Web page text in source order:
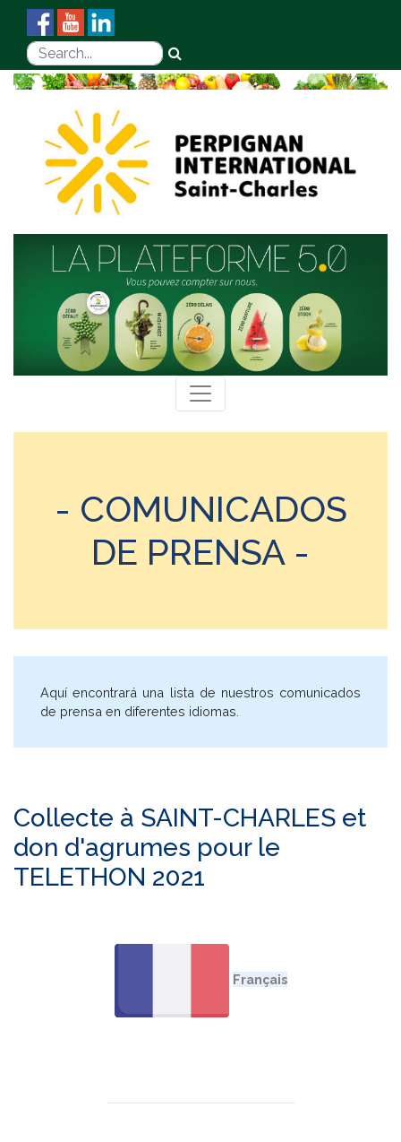
- COMUNICADOS
DE PRENSA -
Aquí encontrará una lista de nuestros comunicados
de prensa en diferentes idiomas.
Collecte à SAINT-CHARLES et
don d'agrumes pour le
TELETHON 2021